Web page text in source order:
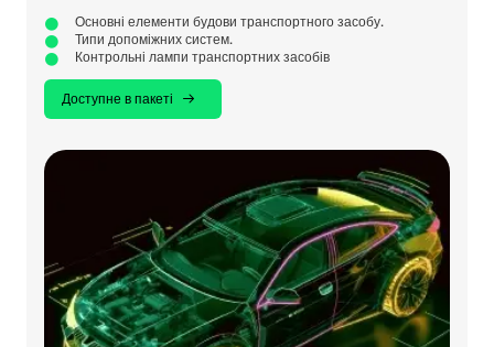
Основні елементи будови транспортного засобу.
Типи допоміжних систем.
Контрольні лампи транспортних засобів
Доступне в пакеті